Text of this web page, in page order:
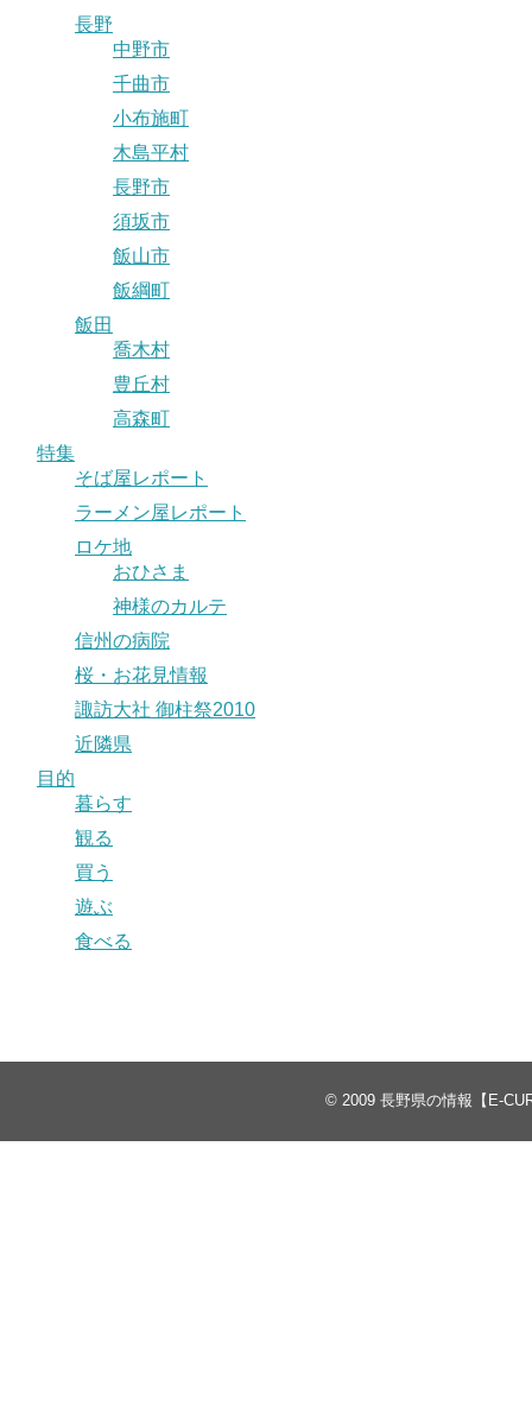
長野
中野市
千曲市
小布施町
木島平村
長野市
須坂市
飯山市
飯綱町
飯田
喬木村
豊丘村
高森町
特集
そば屋レポート
ラーメン屋レポート
ロケ地
おひさま
神様のカルテ
信州の病院
桜・お花見情報
諏訪大社 御柱祭2010
近隣県
目的
暮らす
観る
買う
遊ぶ
食べる
© 2009 長野県の情報【E-